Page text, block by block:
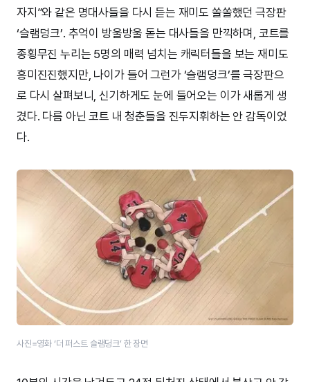
자지”와 같은 명대사들을 다시 듣는 재미도 쏠쏠했던 극장판
‘슬램덩크’. 추억이 방울방울 돋는 대사들을 만끽하며, 코트를
종횡무진 누리는 5명의 매력 넘치는 캐릭터들을 보는 재미도
흥미진진했지만, 나이가 들어 그런가 ‘슬램덩크’를 극장판으
로 다시 살펴보니, 신기하게도 눈에 들어오는 이가 새롭게 생
겼다. 다름 아닌 코트 내 청춘들을 진두지휘하는 안 감독이었
다.
사진=영화 ‘더 퍼스트 슬램덩크’​ 한 장면